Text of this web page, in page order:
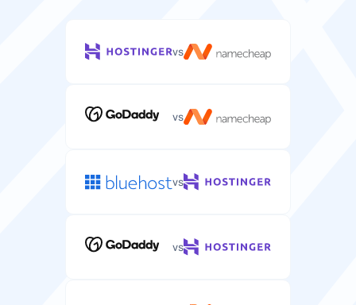
vs
vs
vs
vs